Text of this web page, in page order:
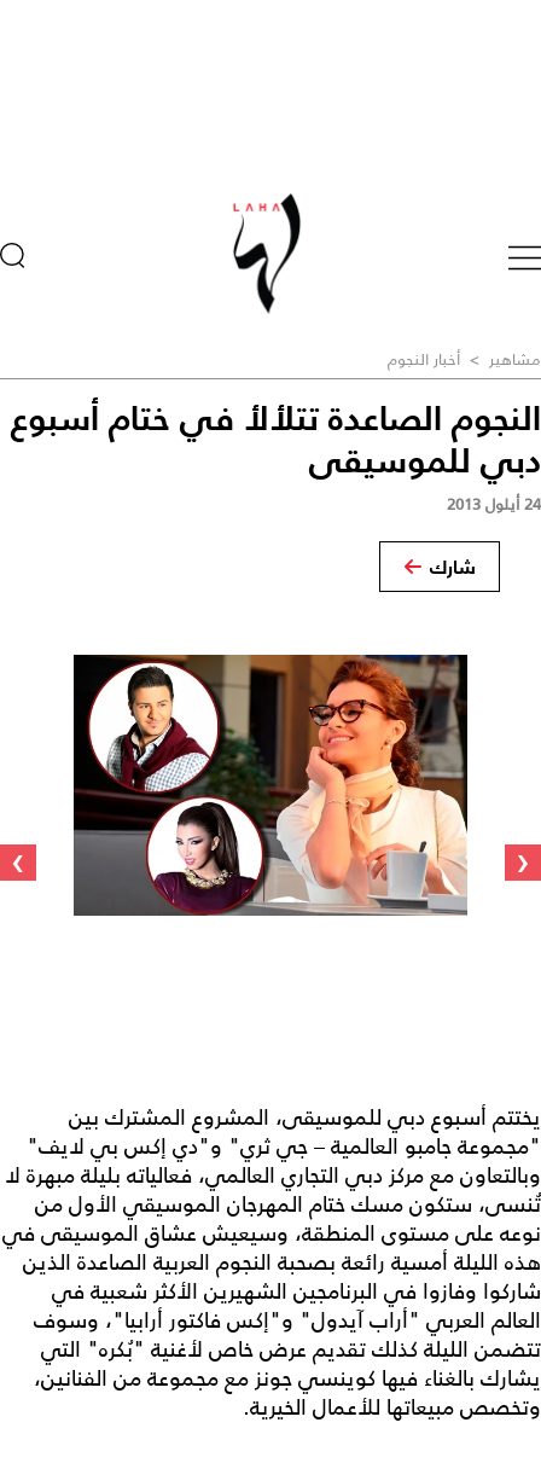
مشاهير > أخبار النجوم
النجوم الصاعدة تتلألأ في ختام أسبوع
دبي للموسيقى
24 أيلول 2013
شارك
‹
›
يختتم أسبوع دبي للموسيقى، المشروع المشترك بين
"مجموعة جامبو العالمية – جي ثري" و"دي إكس بي لايف"
وبالتعاون مع مركز دبي التجاري العالمي، فعالياته بليلة مبهرة لا
تُنسى، ستكون مسك ختام المهرجان الموسيقي الأول من
نوعه على مستوى المنطقة، وسيعيش عشاق الموسيقى في
هذه الليلة أمسية رائعة بصحبة النجوم العربية الصاعدة الذين
شاركوا وفازوا في البرنامجين الشهيرين الأكثر شعبية في
العالم العربي "أراب آيدول" و"إكس فاكتور أرابيا"، وسوف
تتضمن الليلة كذلك تقديم عرض خاص لأغنية "بُكره" التي
يشارك بالغناء فيها كوينسي جونز مع مجموعة من الفنانين،
وتخصص مبيعاتها للأعمال الخيرية.